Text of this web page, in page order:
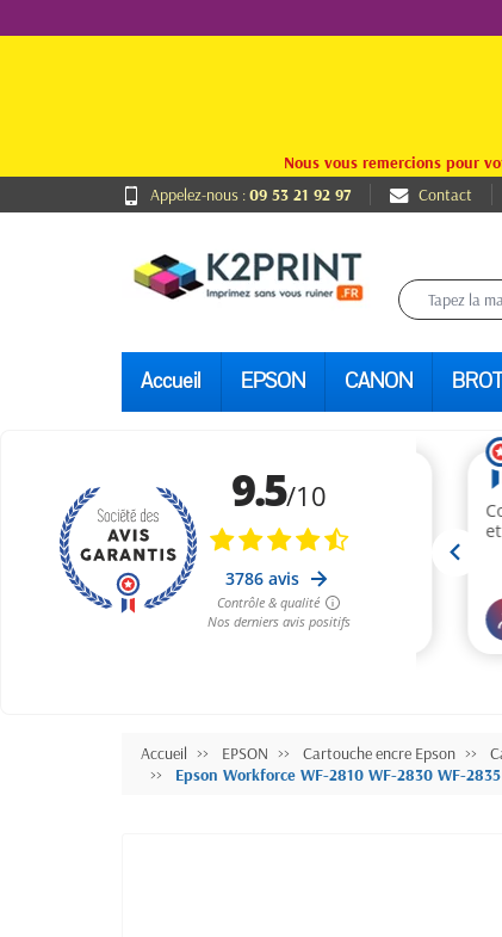
Nous vous remercions pour
Appelez-nous :09 53 21 92 97 Contact
Accueil EPSON CANON
Accueil EPSON Cartouche encre Epson
Epson Workforce WF-2810 WF-2830 WF-